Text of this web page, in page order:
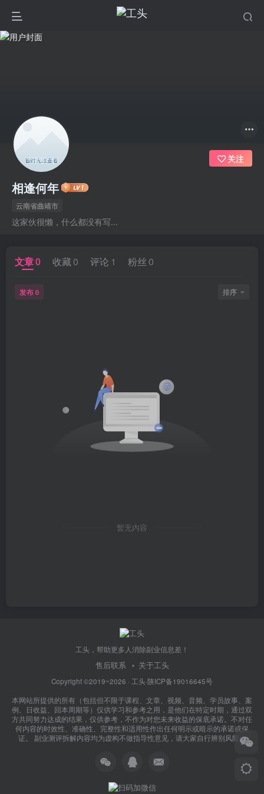
相逢何年
云南省曲靖市
这家伙很懒，什么都没有写...
关注
文章0 收藏 0 评论 1 粉丝 0
发布 0 排序
暂无内容
工头，帮助更多人消除副业信息差！
售后联系 关于工头
Copyright ©2019~2026 · 工头·陕ICP备19016645号
本网站所提供的所有（包括但不限于课程、文章、视频、音频、学员故事、案
例、日收益、回本周期等）仅供学习和参考之用，是他们在特定时期，通过双
方共同努力达成的结果，仅供参考，不作为对您未来收益的保底承诺。不对任
何内容的时效性、准确性、完整性和适用性作出任何明示或暗示的承诺或保
证。 副业测评拆解内容均为虚构不做指导性意见，请大家自行辨别风险！